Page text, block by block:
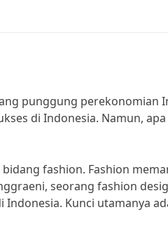
punggung perekonomian
di Indonesia. Namun, apa
fashion. Fashion
seorang fashion
Kunci utamanya